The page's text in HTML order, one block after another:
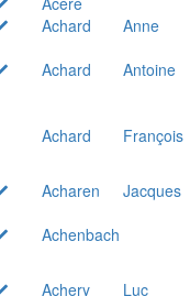
Achard
Anne
Achard
Antoine
Achard
François
Acharen
Jacques
Achenbach
Achery
Luc